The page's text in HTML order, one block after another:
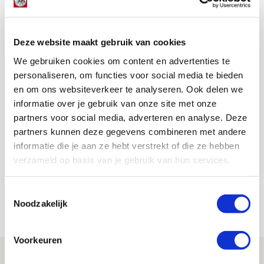
Deze website maakt gebruik van cookies
We gebruiken cookies om content en advertenties te
personaliseren, om functies voor social media te bieden
en om ons websiteverkeer te analyseren. Ook delen we
informatie over je gebruik van onze site met onze
partners voor social media, adverteren en analyse. Deze
partners kunnen deze gegevens combineren met andere
informatie die je aan ze hebt verstrekt of die ze hebben
verzameld op basis van je gebruik van hun services.
Noodzakelijk
Voorkeuren
AANBEVOLEN
bloedchagrijnig, Blind tilt
niet te zwaar aan ‘klein
dompertje’
De Redactie
Bekijk alle berichten van De Redactie
Net binnen //